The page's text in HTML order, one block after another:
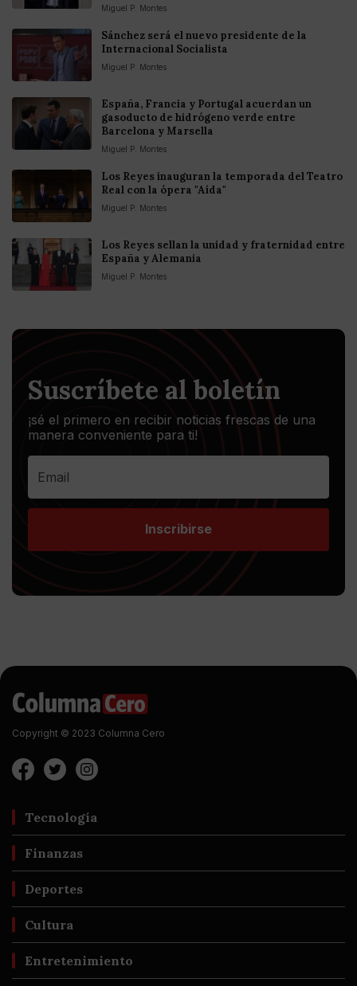
Miguel P. Montes
Sánchez será el nuevo presidente de la
Internacional Socialista
Miguel P. Montes
España, Francia y Portugal acuerdan un
gasoducto de hidrógeno verde entre
Barcelona y Marsella
Miguel P. Montes
Los Reyes inauguran la temporada del Teatro
Real con la ópera "Aída"
Miguel P. Montes
Los Reyes sellan la unidad y fraternidad entre
España y Alemania
Miguel P. Montes
Suscríbete al boletín
¡sé el primero en recibir noticias frescas de una
manera conveniente para ti!
Inscribirse
Copyright © 2023 Columna Cero
Tecnología
Finanzas
Deportes
Cultura
Entretenimiento